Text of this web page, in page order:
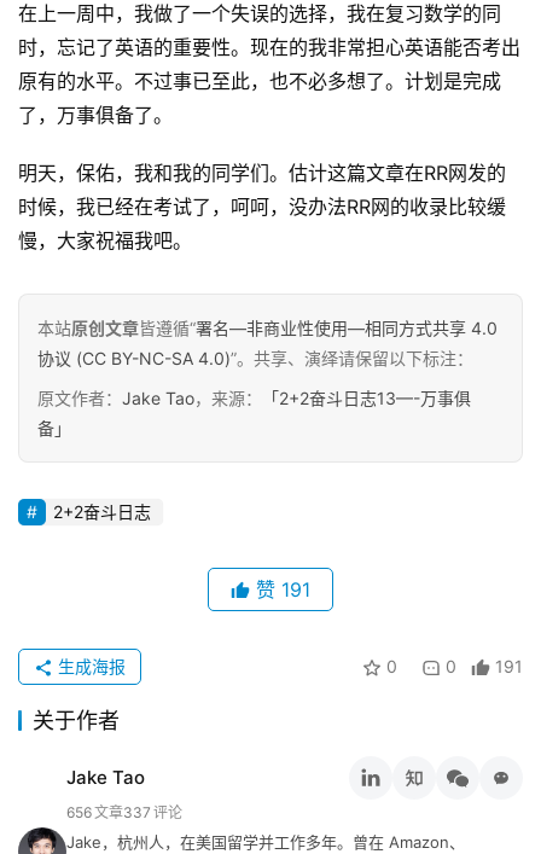
原
创
专
栏
动
态
在上一周中，我做了一个失误的选择，我在复习数学的同
时，忘记了英语的重要性。现在的我非常担心英语能否考出
原有的水平。不过事已至此，也不必多想了。计划是完成
了，万事俱备了。
明天，保佑，我和我的同学们。估计这篇文章在RR网发的
时候，我已经在考试了，呵呵，没办法RR网的收录比较缓
慢，大家祝福我吧。
本站原创文章皆遵循“署名—非商业性使用—相同方式共享 4.0
协议 (CC BY-NC-SA 4.0)”。共享、演绎请保留以下标注：
原文作者： Jake Tao，来源：
「2+2奋斗日志13—-万事俱
备」
2+2奋斗日志
赞 191
0 0 191
生成海报
关于作者
Jake Tao
656文章337 评论
Jake，杭州人，在美国留学并工作多年。曾在 Amazon、